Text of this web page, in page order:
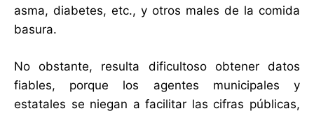
asma, diabetes, etc., y otros males de la comida
basura.
No obstante, resulta dificultoso obtener datos
fiables, porque los agentes municipales y
estatales se niegan a facilitar las cifras públicas,